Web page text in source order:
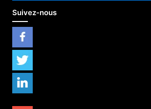
Suivez-nous